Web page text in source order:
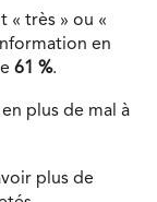
« très » ou «
en
61 %.
plus de mal à
plus de